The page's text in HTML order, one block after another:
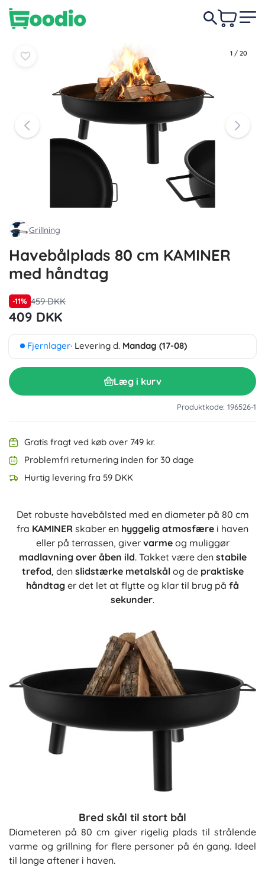
1 / 20
Grillning
Havebålplads 80 cm KAMINER
med håndtag
-11% 459 DKK
409 DKK
Fjernlager· Levering d. Mandag (17-08)
Læg i kurv
Produktkode: 196526-1
Gratis fragt ved køb over 749 kr.
Problemfri returnering inden for 30 dage
Hurtig levering fra 59 DKK
Det robuste havebålsted med en diameter på 80 cm
fra KAMINER skaber en hyggelig atmosfære i haven
eller på terrassen, giver varmeog muliggør
madlavning over åben ild. Takket være den stabile
trefod, den slidstærke metalskålog de praktiske
håndtag er det let at flytte og klar til brug på få
sekunder.
Bred skål til stort bål
Diameteren på 80 cm giver rigelig plads til strålende
varme og grillning for flere personer på én gang. Ideel
til lange aftener i haven.
-11% 459 DKK
Læg i